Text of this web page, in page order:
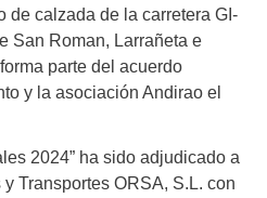
de calzada de la carretera GI-
San Roman, Larrañeta e
parte del acuerdo
y la asociación Andirao el
2024” ha sido adjudicado a
Transportes ORSA, S.L. con